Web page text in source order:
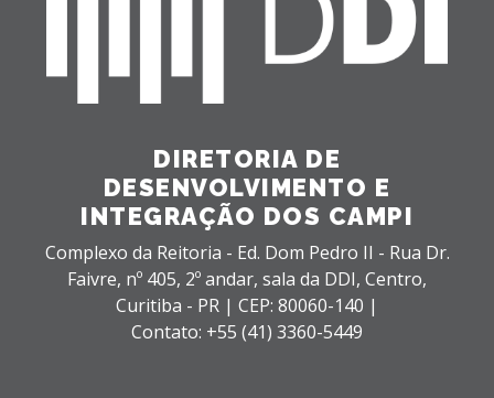
DIRETORIA DE
DESENVOLVIMENTO E
INTEGRAÇÃO DOS CAMPI
Complexo da Reitoria - Ed. Dom Pedro II - Rua Dr.
Faivre, nº 405, 2º andar, sala da DDI, Centro,
Curitiba - PR | CEP: 80060-140 |
Contato: +55 (41) 3360-5449